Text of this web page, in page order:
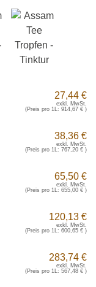
27,44 €
exkl. MwSt.
(Preis pro 1L: 914,67 €)
38,36 €
exkl. MwSt.
(Preis pro 1L: 767,20 €)
65,50 €
exkl. MwSt.
(Preis pro 1L: 655,00 €)
120,13 €
exkl. MwSt.
(Preis pro 1L: 600,65 €)
283,74 €
exkl. MwSt.
(Preis pro 1L: 567,48 €)